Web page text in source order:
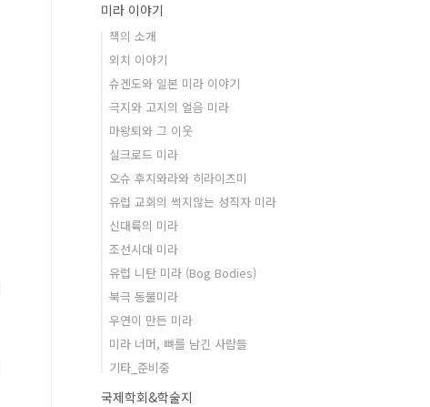
미라 이야기
책의 소개
외치 이야기
슈겐도와 일본 미라 이야기
극지와 고지의 얼음 미라
마왕퇴와 그 이웃
실크로드 미라
오슈 후지와라와 히라이즈미
유럽 교회의 썩지않는 성직자 미라
신대륙의 미라
조선시대 미라
유럽 니탄 미라 (Bog Bodies)
북극 동물미라
우연이 만든 미라
미라 너머, 뼈를 남긴 사람들
기타_준비중
국제학회&학술지